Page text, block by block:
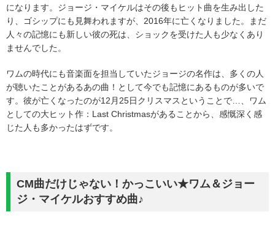
になります。ジョージ・マイケルはその後もヒット曲を生み出した
り、ゴシップにも見舞われますが、2016年に亡くなりました。まだ
人々の記憶にも新しい彼の死は、ショックを受けた人も少なくあり
ませんでした。
ワムの時代にも音楽面を担当していたジョージの名作は、多くの人
が聴いたことがあるあの曲！として今でも記憶にあるものが多いで
す。彼が亡くなったのが12月25日クリスマスということで…、ワム
としての大ヒット作：Last Christmasがあることから、感慨深く感
じた人も多かったはずです。
CM曲だけじゃない！かっこいい★ワム＆ジョー
ジ・マイケルおすすめ曲♪